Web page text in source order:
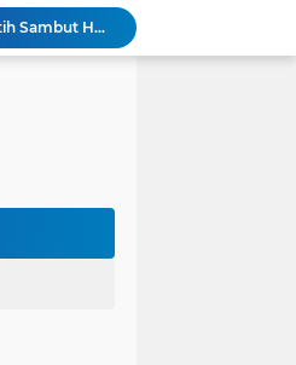
Pemkot Jakarta Barat Bagikan Ribuan Bendera Merah Putih Sambut HUT Ke-81 RI
Bekasi
Pemkot Jakpus Deklarasikan Perang terhadap Peredaran Tramadol Ilegal di Tanah Abang